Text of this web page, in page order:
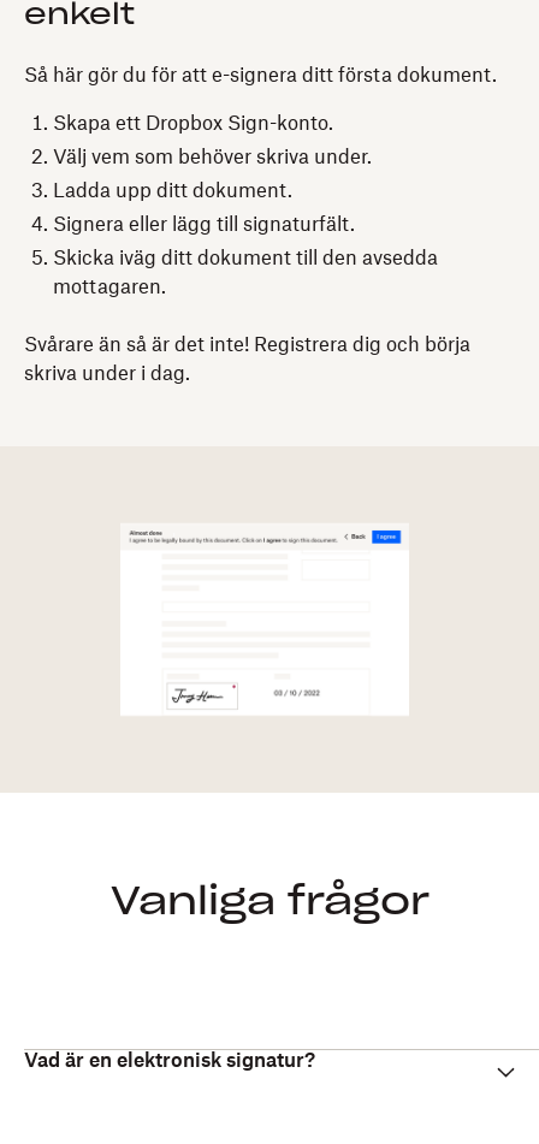
enkelt
Så här gör du för att e-signera ditt första dokument.
Skapa ett Dropbox Sign-konto.
Välj vem som behöver skriva under.
Ladda upp ditt dokument.
Signera eller lägg till signaturfält.
Skicka iväg ditt dokument till den avsedda
mottagaren.
Svårare än så är det inte! Registrera dig och börja
skriva under i dag.
Vanliga frågor
Vad är en elektronisk signatur?